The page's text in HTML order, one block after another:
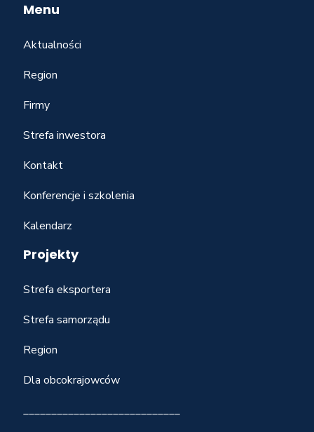
Menu
Aktualności
Region
Firmy
Strefa inwestora
Kontakt
Konferencje i szkolenia
Kalendarz
Projekty
Strefa eksportera
Strefa samorządu
Region
Dla obcokrajowców
____________________________